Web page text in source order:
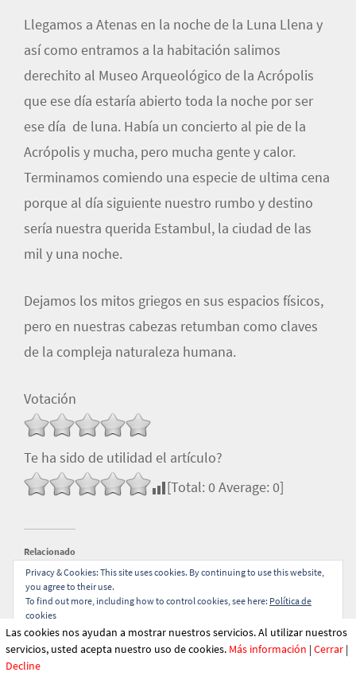
Llegamos a Atenas en la noche de la Luna Llena y
así como entramos a la habitación salimos
derechito al Museo Arqueológico de la Acrópolis
que ese día estaría abierto toda la noche por ser
ese día de luna. Había un concierto al pie de la
Acrópolis y mucha, pero mucha gente y calor.
Terminamos comiendo una especie de ultima cena
porque al día siguiente nuestro rumbo y destino
sería nuestra querida Estambul, la ciudad de las
mil y una noche.
Dejamos los mitos griegos en sus espacios físicos,
pero en nuestras cabezas retumban como claves
de la compleja naturaleza humana.
Votación
Te ha sido de utilidad el artículo?
[Total: 0 Average: 0]
Relacionado
Gijón para descubrir con
Viajes Astroboy
Ciudad de México de mis
Las cookies nos ayudan a mostrar nuestros servicios. Al utilizar nuestros
servicios, usted acepta nuestro uso de cookies. Más información |Cerrar |
Decline
Privacy & Cookies: This site uses cookies. By continuing to use this website,
you agree to their use.
To find out more, including how to control cookies, see here: Política de
cookies